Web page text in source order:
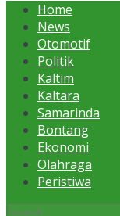
Home
News
Otomotif
Politik
Kaltim
Kaltara
Samarinda
Bontang
Ekonomi
Olahraga
Peristiwa